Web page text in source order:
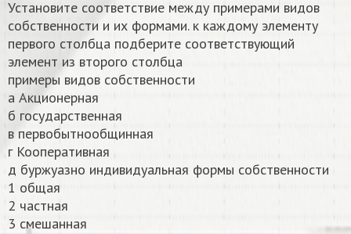
Установите соответствие между примерами видов
собственности и их формами. к каждому элементу
первого столбца подберите соответствующий
элемент из второго столбца
примеры видов собственности
а Акционерная
б государственная
в первобытнообщинная
г Кооперативная
д буржуазно индивидуальная формы собственности
1 общая
2 частная
3 смешанная